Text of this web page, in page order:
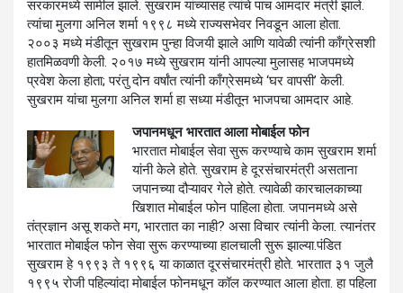
सरकारमध्ये सामील झाले. सुखराम यांच्यासह त्यांचे पाच आमदार मंत्री झाले.
त्यांचा मुलगा अनिल शर्मा १९९८ मध्ये राज्यसभेवर निवडून आला होता.
२००३ मध्ये मंडीतून सुखराम पुन्हा विजयी झाले आणि यावेळी त्यांनी काँग्रेसशी
हातमिळवणी केली. २०१७ मध्ये सुखराम यांनी आपल्या मुलासह भाजपमध्ये
प्रवेश केला होता; परंतु दोन वर्षांत त्यांनी काँग्रेसमध्ये ‘घर वापसी’ केली.
सुखराम यांचा मुलगा अनिल शर्मा हा सध्या मंडीतून भाजपचा आमदार आहे.
जपानमधून भारतात आला मोबाईल फोन
भारतात मोबाईल सेवा सुरू करण्याचे काम सुखराम शर्मा
यांनी केले होते. सुखराम हे दूरसंचारमंत्री असताना
जपानच्या दौऱ्यावर गेले होते. त्यावेळी कारचालकाच्या
खिशात मोबाईल फोन पाहिला होता. जपानमध्ये असे
तंत्रज्ञान असू शकते मग, भारतात का नाही? असा विचार त्यांनी केला. त्यानंतर
भारतात मोबाईल फोन सेवा सुरू करण्याच्या हालचाली सुरू झाल्या.पंडित
सुखराम हे १९९३ ते १९९६ या काळात दूरसंचारमंत्री होते. भारतात ३१ जुलै
१९९५ रोजी पहिल्यांदा मोबाईल फोनमधून कॉल करण्यात आला होता. हा पहिला